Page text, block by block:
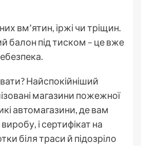
вм’ятин, іржі чи тріщин.
балон під тиском – це вже
Найспокійніший
магазини пожежної
автомагазини, де вам
і сертифікат на
біля траси й підозріло